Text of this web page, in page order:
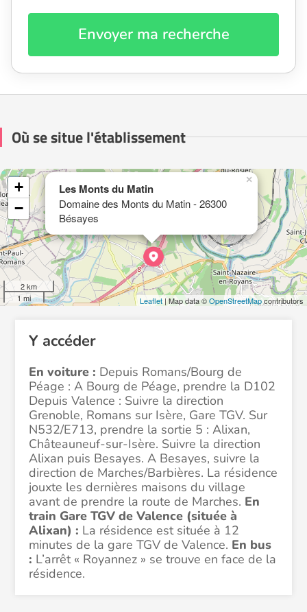
Envoyer ma recherche
Où se situe l'établissement
Les Monts du Matin
Domaine des Monts du Matin - 26300
Bésayes
×
+
−
2 km
1 mi
Leaflet | Map data ©OpenStreetMapcontributors
Y accéder
En voiture : Depuis Romans/Bourg de
Péage : A Bourg de Péage, prendre la D102
Depuis Valence : Suivre la direction
Grenoble, Romans sur Isère, Gare TGV. Sur
N532/E713, prendre la sortie 5 : Alixan,
Châteauneuf-sur-Isère. Suivre la direction
Alixan puis Besayes. A Besayes, suivre la
direction de Marches/Barbières. La résidence
jouxte les dernières maisons du village
avant de prendre la route de Marches. En
train Gare TGV de Valence (située à
Alixan) : La résidence est située à 12
minutes de la gare TGV de Valence. En bus
: L’arrêt « Royannez » se trouve en face de la
résidence.